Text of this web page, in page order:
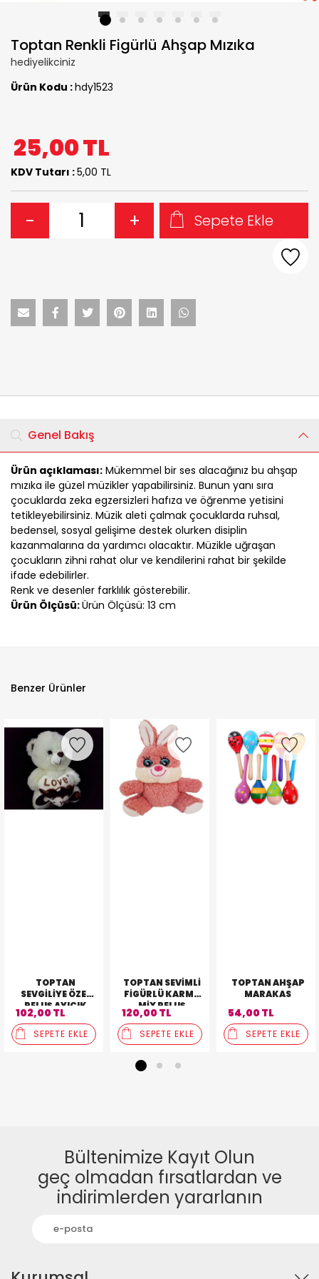
2 3 4 5 6 7
Toptan Renkli Figürlü Ahşap Mızıka
hediyelikciniz
Ürün Kodu :hdy1523
25,00TL
KDV Tutarı :5,00 TL
- + Sepete Ekle
Genel Bakış
Ürün açıklaması: Mükemmel bir ses alacağınız bu ahşap
mızıka ile güzel müzikler yapabilirsiniz. Bunun yanı sıra
çocuklarda zeka egzersizleri hafıza ve öğrenme yetisini
tetikleyebilirsiniz. Müzik aleti çalmak çocuklarda ruhsal,
bedensel, sosyal gelişime destek olurken disiplin
kazanmalarına da yardımcı olacaktır. Müzikle uğraşan
çocukların zihni rahat olur ve kendilerini rahat bir şekilde
ifade edebilirler.
Renk ve desenler farklılık gösterebilir.
Ürün Ölçüsü:Ürün Ölçüsü: 13 cm
Benzer Ürünler
TOPTAN
SEVGILIYE ÖZEL
PELUŞ AYICIK
102,00 TL
SEPETE EKLE
TOPTAN SEVIMLI
FIGÜRLÜ KARMA
MIX PELUŞ
ÇEŞITLERI
120,00 TL
SEPETE EKLE
TOPTAN AHŞAP
MARAKAS
54,00 TL
SEPETE EKLE
2 3
Bültenimize Kayıt Olun
geç olmadan fırsatlardan ve
indirimlerden yararlanın